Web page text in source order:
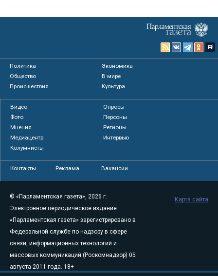
Политика
Экономика
Общество
В мире
Происшествия
Культура
Видео
Опросы
Фото
Персоны
Мнения
Регионы
Медиацентр
Интервью
Колумнисты
Контакты Реклама Вакансии
© «Парламентская газета», 2026 г.
Электронное периодическое издание
«Парламентская газета» зарегистрировано в
Федеральной службе по надзору в сфере
связи, информационных технологий и
массовых коммуникаций (Роскомнадзор) 05
августа 2011 года. 18+
Карта сайта